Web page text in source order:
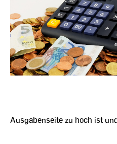
Ausgabenseite zu hoch ist